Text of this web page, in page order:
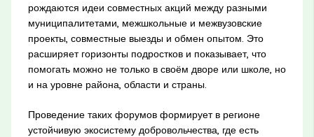
рождаются идеи совместных акций между разными
муниципалитетами, межшкольные и межвузовские
проекты, совместные выезды и обмен опытом. Это
расширяет горизонты подростков и показывает, что
помогать можно не только в своём дворе или школе, но
и на уровне района, области и страны.
Проведение таких форумов формирует в регионе
устойчивую экосистему добровольчества, где есть